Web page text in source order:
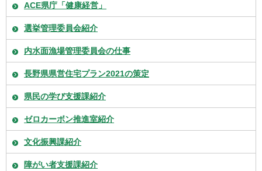
ACE県庁「健康経営」
選挙管理委員会紹介
内水面漁場管理委員会の仕事
長野県県営住宅プラン2021の策定
県民の学び支援課紹介
ゼロカーボン推進室紹介
文化振興課紹介
障がい者支援課紹介